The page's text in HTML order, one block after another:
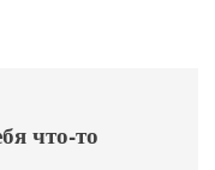
что-то